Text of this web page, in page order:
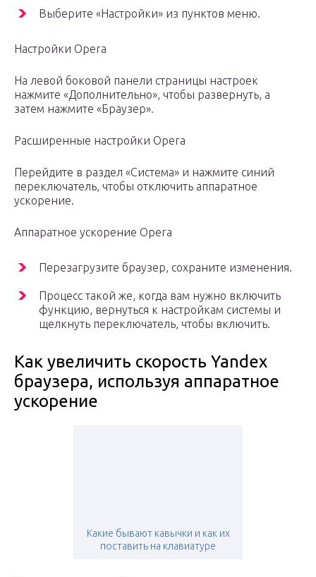
Выберите «Настройки» из пунктов меню.
Настройки Opera
На левой боковой панели страницы настроек
нажмите «Дополнительно», чтобы развернуть, а
затем нажмите «Браузер».
Расширенные настройки Opera
Перейдите в раздел «Система» и нажмите синий
переключатель, чтобы отключить аппаратное
ускорение.
Аппаратное ускорение Opera
Перезагрузите браузер, сохраните изменения.
Процесс такой же, когда вам нужно включить
функцию, вернуться к настройкам системы и
щелкнуть переключатель, чтобы включить.
Как увеличить скорость Yandex
браузера, используя аппаратное
ускорение
Какие бывают кавычки и как их
поставить на клавиатуре